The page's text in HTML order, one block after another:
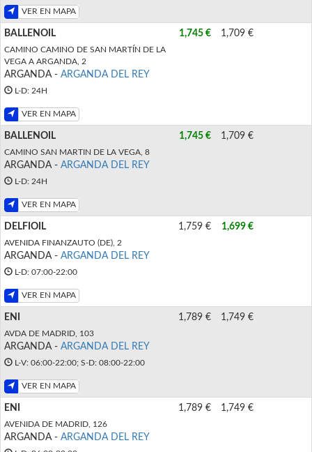
VER EN MAPA
BALLENOIL
CAMINO CAMINO DE SAN MARTÍN DE LA
VEGA A ARGANDA, 2
ARGANDA - ARGANDA DEL REY
L-D: 24H
VER EN MAPA
1,745 € 1,709 €
BALLENOIL
CAMINO SAN MARTIN DE LA VEGA, 8
ARGANDA - ARGANDA DEL REY
L-D: 24H
VER EN MAPA
1,745 € 1,709 €
DELFIOIL
AVENIDA FINANZAUTO (DE), 2
ARGANDA - ARGANDA DEL REY
L-D: 07:00-22:00
VER EN MAPA
1,759 € 1,699 €
ENI
AVDA DE MADRID, 103
ARGANDA - ARGANDA DEL REY
L-V: 06:00-22:00; S-D: 08:00-22:00
VER EN MAPA
1,789 € 1,749 €
ENI
AVENIDA DE MADRID, 126
ARGANDA - ARGANDA DEL REY
1,789 € 1,749 €